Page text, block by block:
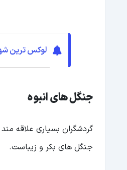
لوکس ترین
جنگل های انبوه
گردشگران بسیاری علاقه
جنگل های بکر و زیباست.